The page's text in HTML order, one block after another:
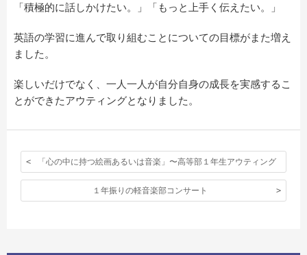
「積極的に話しかけたい。」「もっと上手く伝えたい。」
英語の学習に進んで取り組むことについての目標がまた増え
ました。
楽しいだけでなく、一人一人が自分自身の成長を実感するこ
とができたアウティングとなりました。
「心の中に持つ絵画あるいは音楽」〜高等部１年生アウティング
１年振りの軽音楽部コンサート